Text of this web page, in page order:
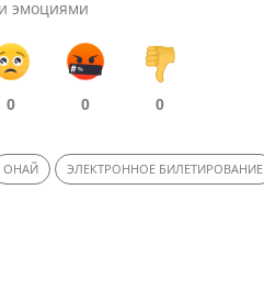
эмоциями
0 0 0
ОНАЙ ЭЛЕКТРОННОЕ БИЛЕТИРОВАНИЕ